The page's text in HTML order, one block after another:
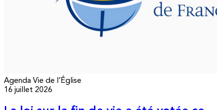
Agenda Vie de l’Église
16 juillet 2026